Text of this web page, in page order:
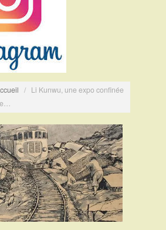
/ Li Kunwu, une expo confinée